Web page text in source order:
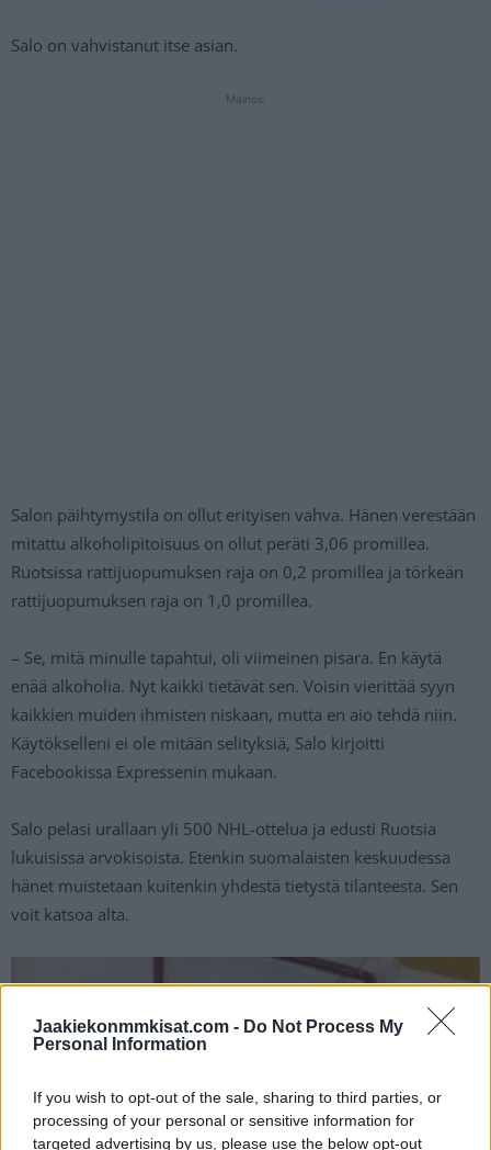
Jaakiekonmmkisat.com - Do Not Process My
Personal Information
If you wish to opt-out of the sale, sharing to third parties, or
processing of your personal or sensitive information for
targeted advertising by us, please use the below opt-out
Salo on vahvistanut itse asian.
Mainos:
Salon päihtymystila on ollut erityisen vahva. Hänen verestään
mitattu alkoholipitoisuus on ollut peräti 3,06 promillea.
Ruotsissa rattijuopumuksen raja on 0,2 promillea ja törkeän
rattijuopumuksen raja on 1,0 promillea.
– Se, mitä minulle tapahtui, oli viimeinen pisara. En käytä
enää alkoholia. Nyt kaikki tietävät sen. Voisin vierittää syyn
kaikkien muiden ihmisten niskaan, mutta en aio tehdä niin.
Käytökselleni ei ole mitään selityksiä, Salo kirjoitti
Facebookissa Expressenin mukaan.
Salo pelasi urallaan yli 500 NHL-ottelua ja edusti Ruotsia
lukuisissa arvokisoista. Etenkin suomalaisten keskuudessa
hänet muistetaan kuitenkin yhdestä tietystä tilanteesta. Sen
voit katsoa alta.